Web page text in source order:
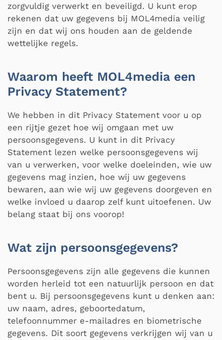
zorgvuldig verwerkt en beveiligd. U kunt erop
rekenen dat uw gegevens bij MOL4media veilig
zijn en dat wij ons houden aan de geldende
wettelijke regels.
Waarom heeft MOL4media een
Privacy Statement?
We hebben in dit Privacy Statement voor u op
een rijtje gezet hoe wij omgaan met uw
persoonsgegevens. U kunt in dit Privacy
Statement lezen welke persoonsgegevens wij
van u verwerken, voor welke doeleinden, wie uw
gegevens mag inzien, hoe wij uw gegevens
bewaren, aan wie wij uw gegevens doorgeven en
welke invloed u daarop zelf kunt uitoefenen. Uw
belang staat bij ons voorop!
Wat zijn persoonsgegevens?
Persoonsgegevens zijn alle gegevens die kunnen
worden herleid tot een natuurlijk persoon en dat
bent u. Bij persoonsgegevens kunt u denken aan:
uw naam, adres, geboortedatum,
telefoonnummer e-mailadres en biometrische
gegevens. Dit soort gegevens verkrijgen wij van u